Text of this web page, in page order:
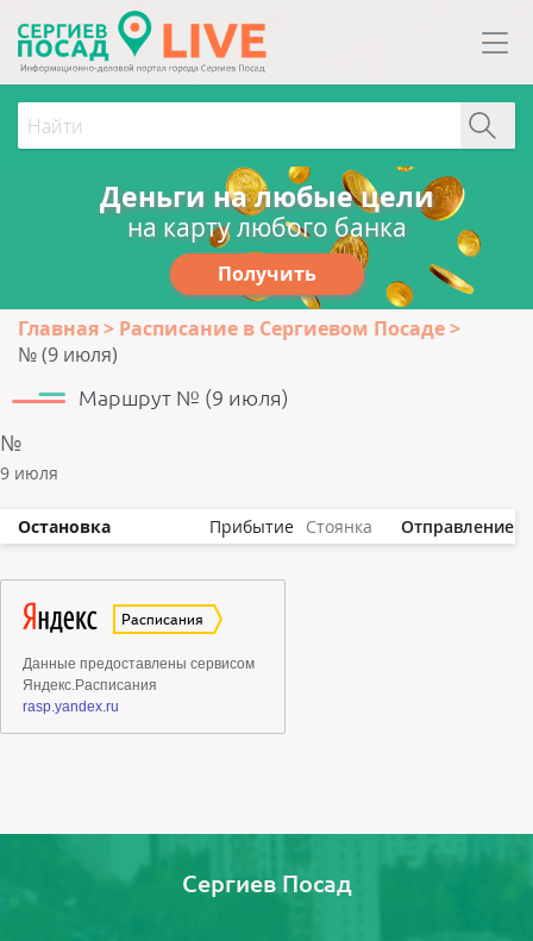
Деньги на любые цели
на карту любого банка
Получить
Главная
Расписание в Сергиевом Посаде
№ (9 июля)
Маршрут № (9 июля)
№
9 июля
Остановка Прибытие Стоянка Отправление
Сергиев Посад